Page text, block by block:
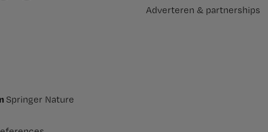
Adverteren & partnerships
Springer Nature